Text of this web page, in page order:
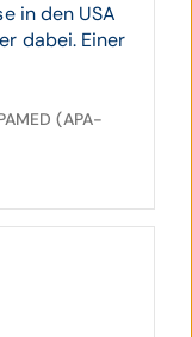
in den USA
dabei. Einer
(APA-